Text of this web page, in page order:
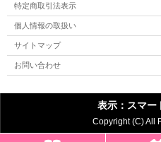
特定商取引法表示
個人情報の取扱い
サイトマップ
お問い合わせ
表示：スマー
Copyright (C) All